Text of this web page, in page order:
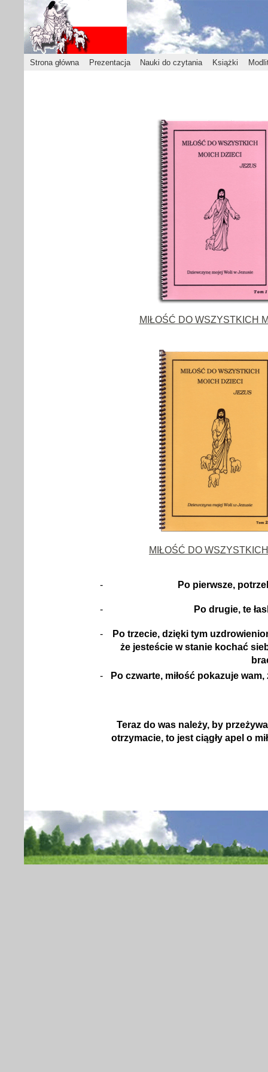
Strona główna Prezentacja Nauki do czytania Książki
MIŁOŚĆ DO WSZYSTKICH
MIŁOŚĆ DO
- Po pierwsze,
- Po drugie, te
-
Po trzecie, dzięki tym
że jesteście w stanie kochać
-
Po czwarte, miłość pokazuje
Teraz do was należy, by
otrzymacie, to jest ciągły apel o